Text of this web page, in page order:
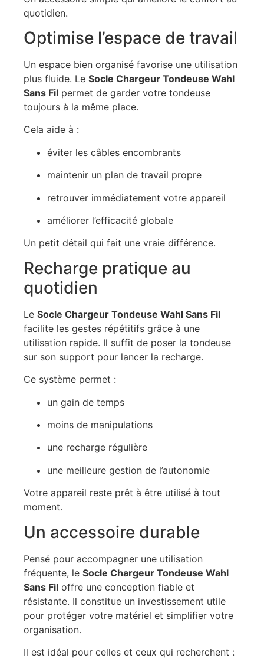
quotidien.
Optimise l’espace de travail
Un espace bien organisé favorise une utilisation
plus fluide. Le Socle Chargeur Tondeuse Wahl
Sans Fil permet de garder votre tondeuse
toujours à la même place.
Cela aide à :
éviter les câbles encombrants
maintenir un plan de travail propre
retrouver immédiatement votre appareil
améliorer l’efficacité globale
Un petit détail qui fait une vraie différence.
Recharge pratique au
quotidien
Le Socle Chargeur Tondeuse Wahl Sans Fil
facilite les gestes répétitifs grâce à une
utilisation rapide. Il suffit de poser la tondeuse
sur son support pour lancer la recharge.
Ce système permet :
un gain de temps
moins de manipulations
une recharge régulière
une meilleure gestion de l’autonomie
Votre appareil reste prêt à être utilisé à tout
moment.
Un accessoire durable
Pensé pour accompagner une utilisation
fréquente, le Socle Chargeur Tondeuse Wahl
Sans Fil offre une conception fiable et
résistante. Il constitue un investissement utile
pour protéger votre matériel et simplifier votre
organisation.
Il est idéal pour celles et ceux qui recherchent :